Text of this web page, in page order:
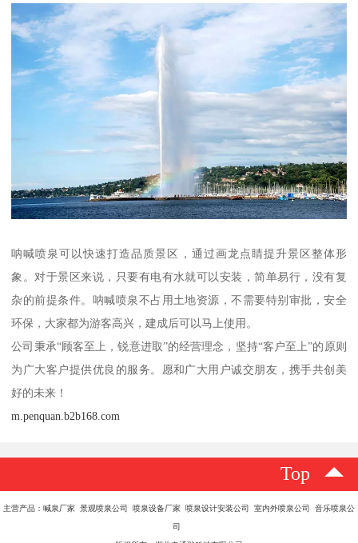
呐喊喷泉可以快速打造品质景区，通过画龙点睛提升景区整体形
象。对于景区来说，只要有电有水就可以安装，简单易行，没有复
杂的前提条件。呐喊喷泉不占用土地资源，不需要特别审批，安全
环保，大家都为游客高兴，建成后可以马上使用。
公司秉承“顾客至上，锐意进取”的经营理念，坚持“客户至上”的原则
为广大客户提供优良的服务。愿和广大用户诚交朋友，携手共创美
好的未来！
m.penquan.b2b168.com
Top
主营产品：喊泉厂家 景观喷泉公司 喷泉设备厂家 喷泉设计安装公司 室内外喷泉公司 音乐喷泉公
司